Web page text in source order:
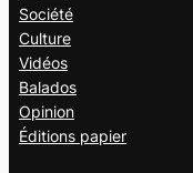
Société
Culture
Vidéos
Balados
Opinion
Éditions papier